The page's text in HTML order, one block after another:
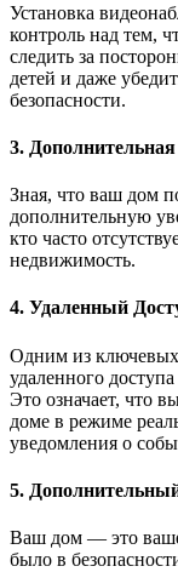
Установка
контроль над тем,
следить за
детей и даже
безопасности.
3.
Зная, что ваш дом
дополнительную
кто часто
недвижимость.
4. Удаленный
Одним из ключевых
удаленного
Это означает, что
доме в режиме
уведомления о
5.
Ваш дом — это
было в